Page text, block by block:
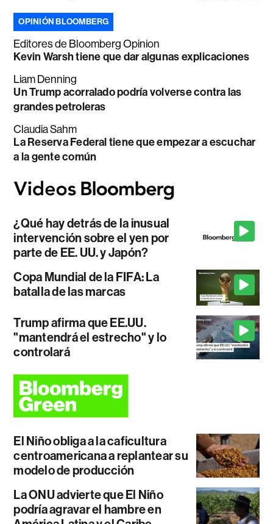
OPINIÓN BLOOMBERG
Editores de Bloomberg Opinion
Kevin Warsh tiene que dar algunas explicaciones
Liam Denning
Un Trump acorralado podría volverse contra las
grandes petroleras
Claudia Sahm
La Reserva Federal tiene que empezar a escuchar
a la gente común
¿Qué hay detrás de la inusual
intervención sobre el yen por
parte de EE. UU. y Japón?
Copa Mundial de la FIFA: La
batalla de las marcas
Trump afirma que EE.UU.
"mantendrá el estrecho" y lo
controlará
El Niño obliga a la caficultura
centroamericana a replantear su
modelo de producción
La ONU advierte que El Niño
podría agravar el hambre en